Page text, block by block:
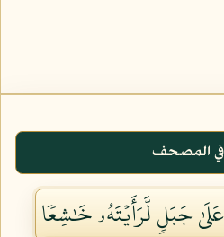
المصحف
عَلَىٰ جَبَلٖ لَّرَأَيۡتَهُۥ خَٰشِعٗا